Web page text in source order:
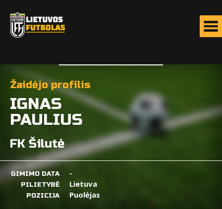
Žaidėjo profilis
IGNAS
PAULIUS
FK Šilutė
GIMIMO DATA -
PILIETYBĖ Lietuva
POZICIJA Puolėjas